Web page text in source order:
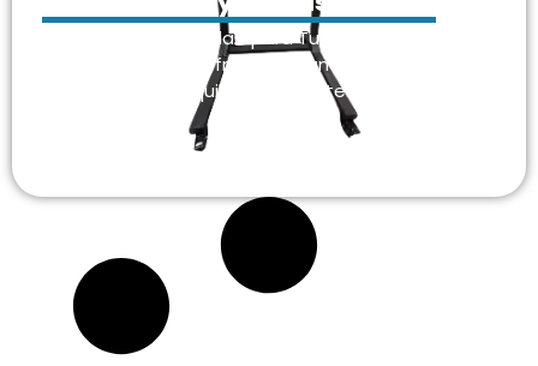
Facilidad y Versatilidad para Tus Eventos En
nuestra empresa ofrecemos un servicio
profesional de alquiler de soportes para